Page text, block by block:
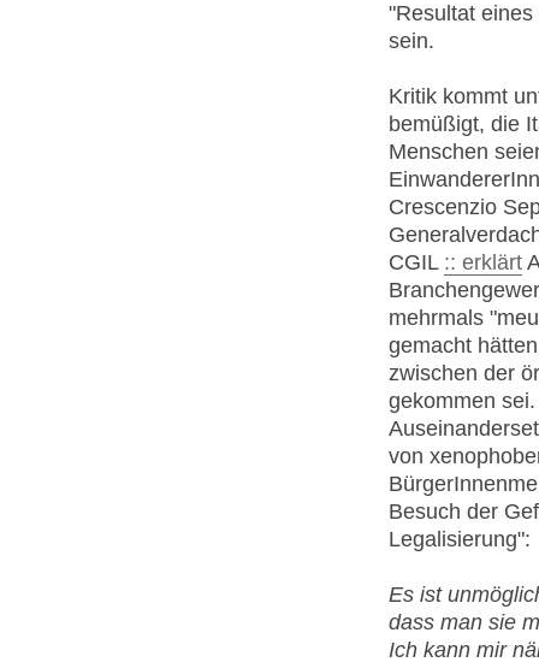
"Resultat
sein.
Kritik kommt
bemüßigt, die
Menschen
Crescenzio
CGIL :: erklärt
mehrmals
gemacht
zwischen der
gekommen
von
Besuch der
Legalisierung":
Es ist
dass man sie
Ich kann mir